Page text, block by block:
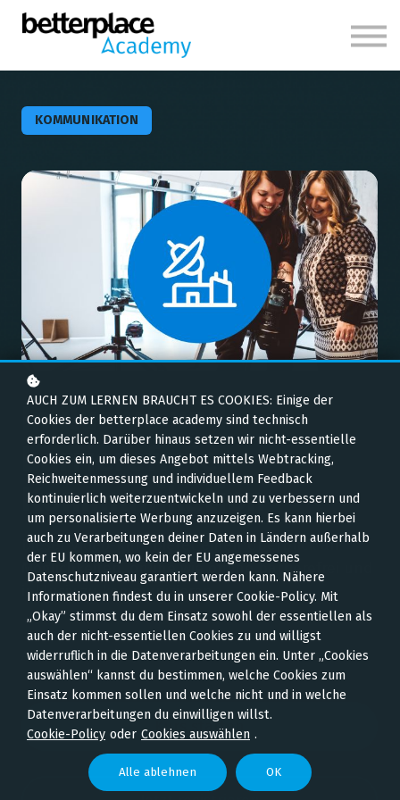
Über uns
KOMMUNIKATION
Inklusive und
barrierefreie
Kommunikation
Dieser Video-Kurs bietet einen Überblick an
Möglichkeiten, online wie offline barrierefrei und
inklusiv zu kommunizieren.
Adina Hermann, Judyta Smykowski; SOZIALHELDEN e.V.
Kurs starten
AUCH ZUM LERNEN BRAUCHT ES COOKIES: Einige der
Cookies der betterplace academy sind technisch
erforderlich. Darüber hinaus setzen wir nicht-essentielle
Cookies ein, um dieses Angebot mittels Webtracking,
Reichweitenmessung und individuellem Feedback
kontinuierlich weiterzuentwickeln und zu verbessern und
um personalisierte Werbung anzuzeigen. Es kann hierbei
auch zu Verarbeitungen deiner Daten in Ländern außerhalb
der EU kommen, wo kein der EU angemessenes
Datenschutzniveau garantiert werden kann. Nähere
Informationen findest du in unserer Cookie-Policy. Mit
„Okay” stimmst du dem Einsatz sowohl der essentiellen als
auch der nicht-essentiellen Cookies zu und willigst
widerruflich in die Datenverarbeitungen ein. Unter „Cookies
auswählen“ kannst du bestimmen, welche Cookies zum
Einsatz kommen sollen und welche nicht und in welche
Datenverarbeitungen du einwilligen willst.
Cookie-Policy oder Cookies auswählen .
Alle ablehnen OK